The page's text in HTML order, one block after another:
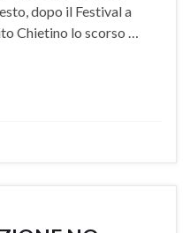
dopo il Festival a
Chietino lo scorso …